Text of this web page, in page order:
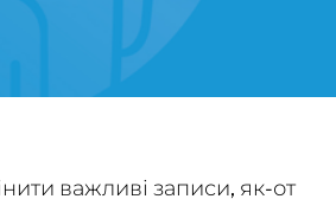
важливі записи, як-от